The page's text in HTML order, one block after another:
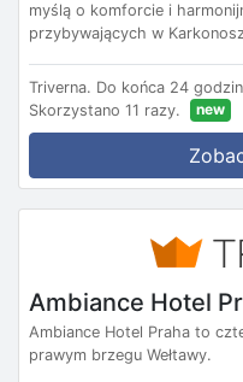
myślą o komforcie i
przybywających w
Triverna. Do końca 24
Skorzystano 11 razy.
new
Ambiance Hotel
Ambiance Hotel Praha to
prawym brzegu Wełtawy.